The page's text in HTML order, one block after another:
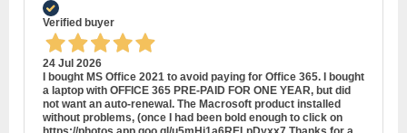
Verified buyer
24 Jul 2026
I bought MS Office 2021 to avoid paying for Office 365. I bought
a laptop with OFFICE 365 PRE-PAID FOR ONE YEAR, but did
not want an auto-renewal. The Macrosoft product installed
without problems, (once I had been bold enough to click on